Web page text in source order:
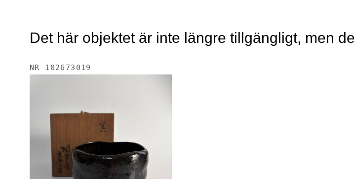
Det här objektet är inte längre tillgängligt, men
NR 102673019